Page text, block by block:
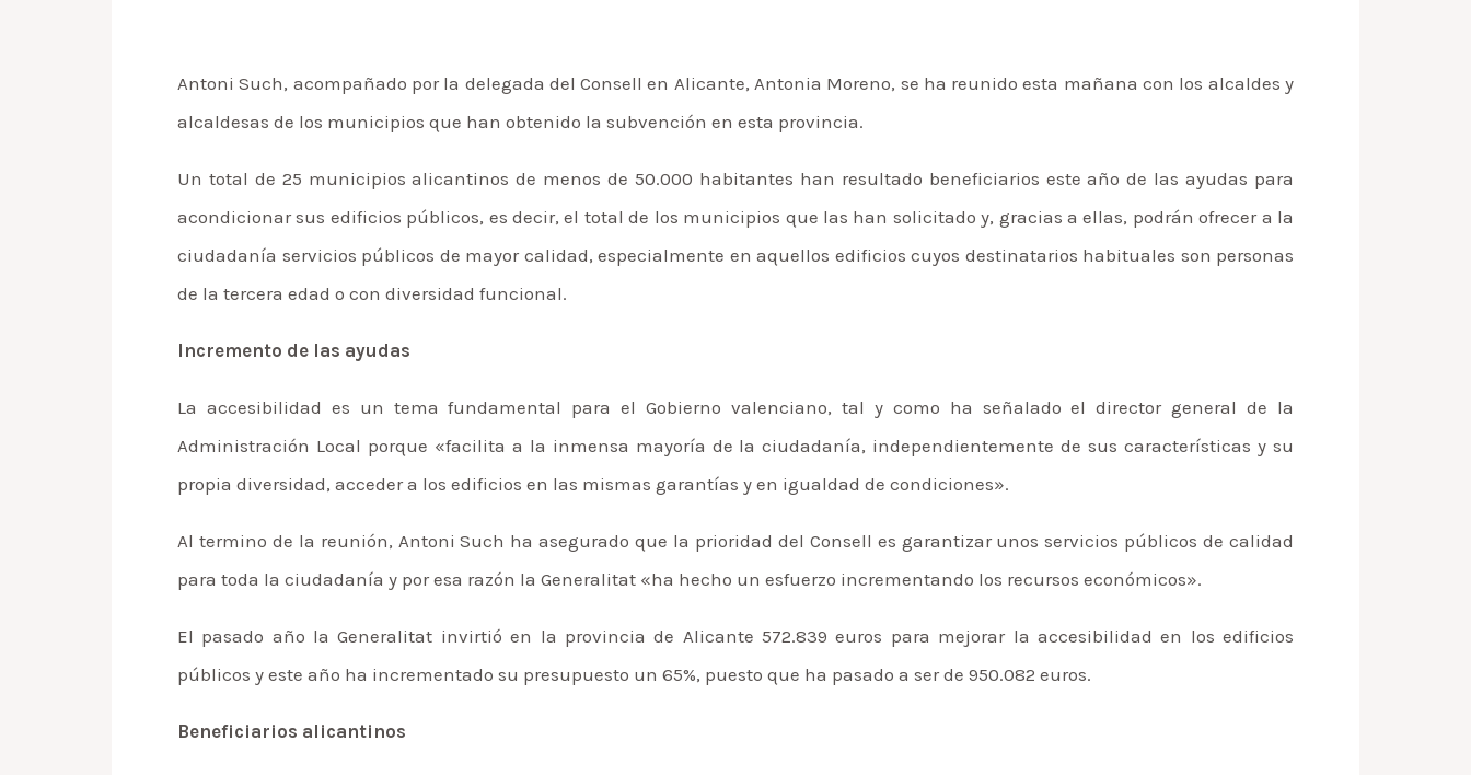
Antoni Such, acompañado por la delegada del Consell en Alicante, Antonia Moreno, se ha reunido esta mañana con los alcaldes y
alcaldesas de los municipios que han obtenido la subvención en esta provincia.
Un total de 25 municipios alicantinos de menos de 50.000 habitantes han resultado beneficiarios este año de las ayudas para
acondicionar sus edificios públicos, es decir, el total de los municipios que las han solicitado y, gracias a ellas, podrán ofrecer a la
ciudadanía servicios públicos de mayor calidad, especialmente en aquellos edificios cuyos destinatarios habituales son personas
de la tercera edad o con diversidad funcional.
Incremento de las ayudas
La accesibilidad es un tema fundamental para el Gobierno valenciano, tal y como ha señalado el director general de la
Administración Local porque «facilita a la inmensa mayoría de la ciudadanía, independientemente de sus características y su
propia diversidad, acceder a los edificios en las mismas garantías y en igualdad de condiciones».
Al termino de la reunión, Antoni Such ha asegurado que la prioridad del Consell es garantizar unos servicios públicos de calidad
para toda la ciudadanía y por esa razón la Generalitat «ha hecho un esfuerzo incrementando los recursos económicos».
El pasado año la Generalitat invirtió en la provincia de Alicante 572.839 euros para mejorar la accesibilidad en los edificios
públicos y este año ha incrementado su presupuesto un 65%, puesto que ha pasado a ser de 950.082 euros.
Beneficiarios alicantinos